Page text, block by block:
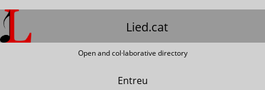
Skip
to
main
Lied.cat
Open and col·laborative directory
Entreu